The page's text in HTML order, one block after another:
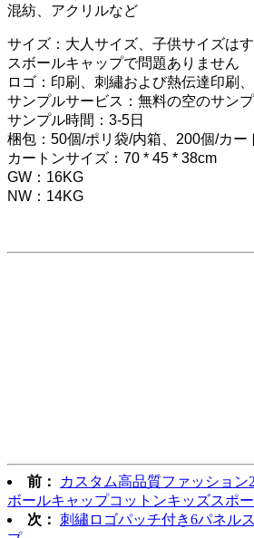
混紡、アクリルなど
サイズ：大人サイズ、子供サイズは
スボールキャップで問題ありません
ロゴ：印刷、刺繡および熱伝達印刷
サンプルサービス：無料の空のサンプ
サンプル時間：3-5日
梱包：50個/ポリ袋/内箱、200個/カー
カートンサイズ：70 * 45 * 38cm
GW：16KG
NW：14KG
前：
カスタム高品質ファッション
ボールキャップコットンキッズスポ
次： 刺繡ロゴパッチ付き6パネル